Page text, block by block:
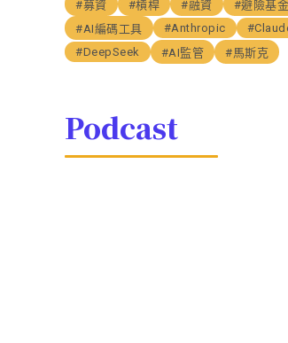
#募資
#槓桿 #融資 #避險基金
#AI編碼工具
#Anthropic
#DeepSeek
#AI監管 #馬斯克
Podcast